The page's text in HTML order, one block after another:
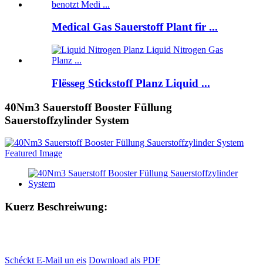
Medical Gas Sauerstoff Plant fir ...
Flësseg Stickstoff Planz Liquid ...
40Nm3 Sauerstoff Booster Füllung
Sauerstoffzylinder System
Kuerz Beschreiwung:
Schéckt E-Mail un eis Download als PDF